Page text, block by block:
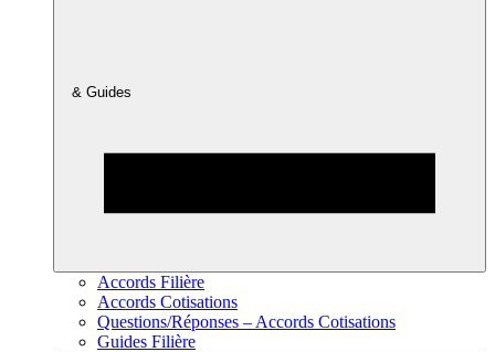
& Guides
Accords Filière
Accords Cotisations
Questions/Réponses – Accords Cotisations
Guides Filière